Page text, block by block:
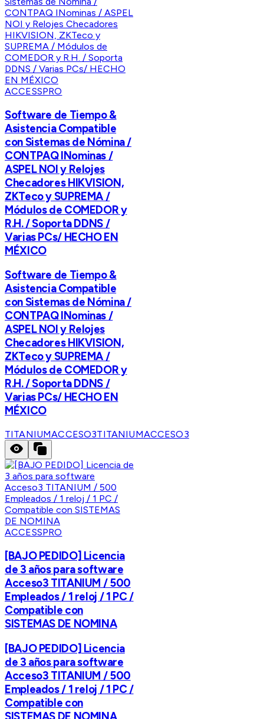
ACCESSPRO
Software de Tiempo &
Asistencia Compatible
con Sistemas de Nómina /
CONTPAQ INominas /
ASPEL NOI y Relojes
Checadores HIKVISION,
ZKTeco y SUPREMA /
Módulos de COMEDOR y
R.H. / Soporta DDNS /
Varias PCs/ HECHO EN
MÉXICO
Software de Tiempo &
Asistencia Compatible
con Sistemas de Nómina /
CONTPAQ INominas /
ASPEL NOI y Relojes
Checadores HIKVISION,
ZKTeco y SUPREMA /
Módulos de COMEDOR y
R.H. / Soporta DDNS /
Varias PCs/ HECHO EN
MÉXICO
TITANIUMACCESO3TITANIUMACCESO3
ACCESSPRO
[BAJO PEDIDO] Licencia
de 3 años para software
Acceso3 TITANIUM / 500
Empleados / 1 reloj / 1 PC /
Compatible con
SISTEMAS DE NOMINA
[BAJO PEDIDO] Licencia
de 3 años para software
Acceso3 TITANIUM / 500
Empleados / 1 reloj / 1 PC /
Compatible con
SISTEMAS DE NOMINA